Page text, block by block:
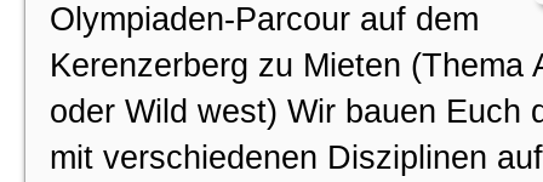
Iglubauen
unsere Angebote
Olympiaden-Parcour auf dem
Kerenzerberg zu Mieten (Thema
oder Wild west) Wir bauen Euch
mit verschiedenen Disziplinen